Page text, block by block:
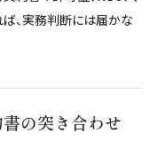
、実務判断には届かな
の突き合わせ